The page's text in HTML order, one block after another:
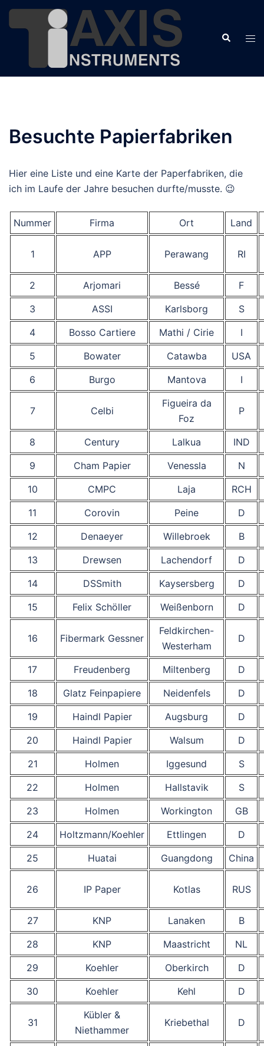
Zum
Suche
Besuchte Papierfabriken
Hier eine Liste und eine Karte der Paperfabriken, die
ich im Laufe der Jahre besuchen durfte/musste. 😉
Nummer Firma Ort Land
1 APP Perawang RI
2 Arjomari Bessé
F
3
ASSI Karlsborg
S
4
Bosso Cartiere Mathi / Cirie
I
5
Bowater Catawba
USA
6
Burgo Mantova I
7 Celbi
Figueira da
Foz
P
8 Century Lalkua
IND
9
Cham Papier Venessla
N
10
CMPC Laja
RCH
11
Corovin Peine D
12
Denaeyer Willebroek
B
13
Drewsen Lachendorf D
14
DSSmith Kaysersberg D
15
Felix Schöller Weißenborn D
16 Fibermark Gessner
Feldkirchen-
Westerham
D
17 Freudenberg Miltenberg D
18
Glatz Feinpapiere Neidenfels D
19
Haindl Papier Augsburg D
20
Haindl Papier Walsum D
21
Holmen Iggesund
S
22
Holmen Hallstavik
S
23
Holmen Workington
GB
24
Holtzmann/Koehler Ettlingen D
25
Huatai Guangdong China
26 IP Paper Kotlas RUS
27 KNP Lanaken
B
28
KNP Maastricht
NL
29
Koehler Oberkirch D
30
Koehler Kehl D
31
Kübler &
Niethammer
Kriebethal D